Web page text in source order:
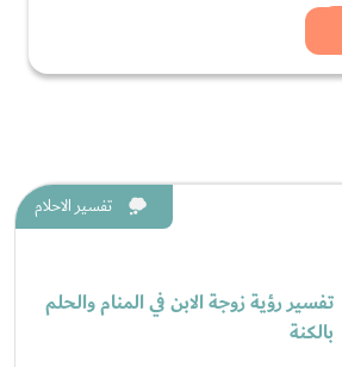
تفسير الاحلام
تفسير رؤية زوجة الابن في المنام والحلم
بالكنة